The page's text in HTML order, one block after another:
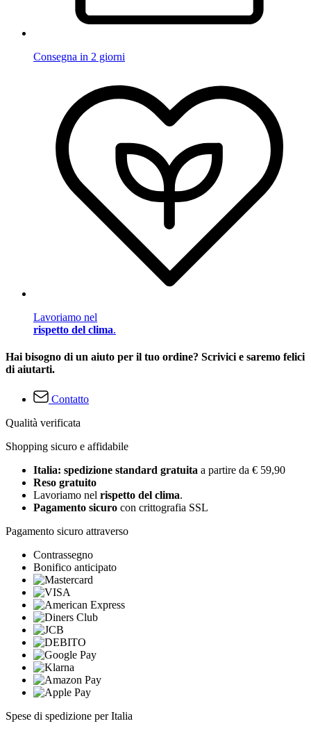
Consegna in 2 giorni
Lavoriamo nel
rispetto del clima.
Hai bisogno di un aiuto per il tuo ordine? Scrivici e saremo felici
di aiutarti.
Contatto
Qualità verificata
Shopping sicuro e affidabile
Italia: spedizione standard gratuita a partire da € 59,90
Reso gratuito
Lavoriamo nel rispetto del clima.
Pagamento sicuro con crittografia SSL
Pagamento sicuro attraverso
Contrassegno
Bonifico anticipato
Spese di spedizione per Italia